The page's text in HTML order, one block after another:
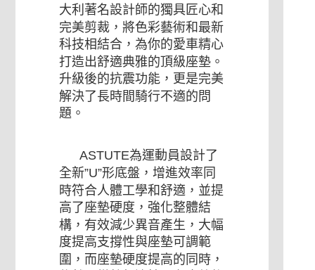
大利著名設計師的獨具匠心和
完美剪裁，將色彩藝術和最新
科技相結合，為你的愛車精心
打造出舒適典雅的頂級座墊。
升級後的抗震功能，更是完美
解決了長時間騎行不適的問
題。
ASTUTE為運動員設計了
全新”U”形底盤，增進效率同
時符合人體工學和舒適，並提
高了座墊硬度，強化整體結
構，有效減少異音產生，大幅
度提高支撐性與座墊可調範
圍，而座墊硬度提高的同時，